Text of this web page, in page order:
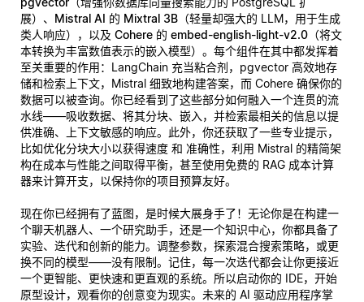
展）、 Mistral AI 的 Mixtral 3B （轻量却强大的 LLM，用于生成
类人响应），以及 Cohere 的 embed-english-light-v2.0 （将文
本转换为丰富数值表示的嵌入模型）。每个组件在其中都发挥着
至关重要的作用：LangChain 充当粘合剂，pgvector 高效地存
储和检索上下文，Mistral 细致地构建答案，而 Cohere 确保你的
数据可以被查询。你已经看到了这些部分如何融入一个连贯的流
水线——吸收数据、将其分块、嵌入，并检索最相关的信息以提
供准确、上下文敏感的响应。此外，你还获取了一些专业提示，
比如优化分块大小以获得速度 和 准确性，利用 Mistral 的精简架
构在成本与性能之间取得平衡，甚至使用免费的 RAG 成本计算
器来计算开支，以保持你的项目预算友好。
现在你已经拥有了蓝图，是时候大展身手了！无论你是在构建一
个聊天机器人、一个研究助手，还是一个知识中心，你都具备了
实验、迭代和创新的能力。调整参数，探索混合搜索策略，或更
换不同的模型——没有限制。记住，每一次迭代都会让你更接近
一个更智能、更快速和更直观的系统。所以启动你的 IDE，开始
原型设计，观看你的创意变为现实。未来的 AI 驱动应用程序掌